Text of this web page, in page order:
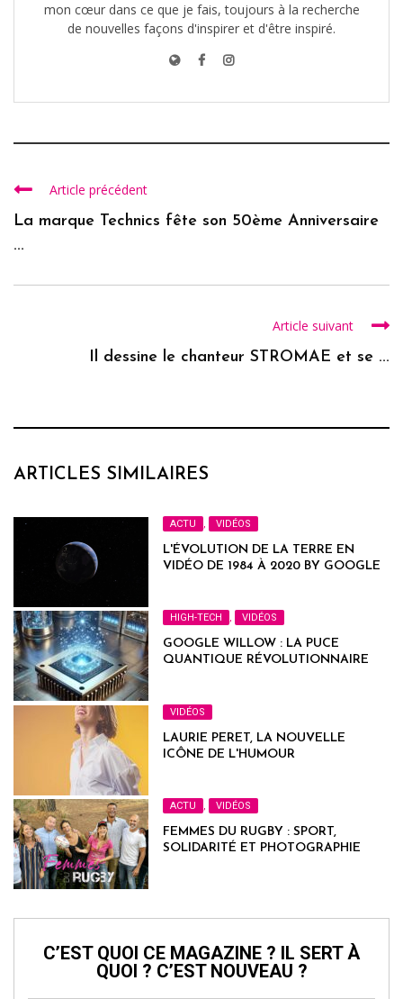
mon cœur dans ce que je fais, toujours à la recherche
de nouvelles façons d'inspirer et d'être inspiré.
Article précédent
La marque Technics fête son 50ème Anniversaire
...
Article suivant
Il dessine le chanteur STROMAE et se ...
ARTICLES SIMILAIRES
ACTU , VIDÉOS
L'ÉVOLUTION DE LA TERRE EN
VIDÉO DE 1984 À 2020 BY GOOGLE
HIGH-TECH , VIDÉOS
GOOGLE WILLOW : LA PUCE
QUANTIQUE RÉVOLUTIONNAIRE
VIDÉOS
LAURIE PERET, LA NOUVELLE
ICÔNE DE L'HUMOUR
ACTU , VIDÉOS
FEMMES DU RUGBY : SPORT,
SOLIDARITÉ ET PHOTOGRAPHIE
C’EST QUOI CE MAGAZINE ? IL SERT À
QUOI ? C’EST NOUVEAU ?